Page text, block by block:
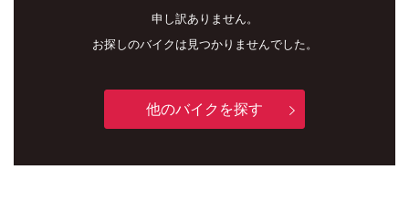
申し訳ありません。
お探しのバイクは見つかりませんでした。
他のバイクを探す